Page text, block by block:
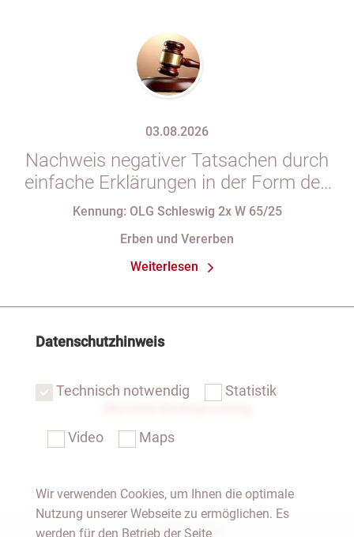
03.08.2026
Nachweis negativer Tatsachen durch
einfache Erklärungen in der Form des
§ 29 GBO (hier: Nichtgeltendmachung
Kennung: OLG Schleswig 2x W 65/25
Erben und Vererben
Weiterlesen
Notar Dresden
Datenschutzhinweis
Technisch notwendig Statistik
Video Maps
Wir verwenden Cookies, um Ihnen die optimale
Nutzung unserer Webseite zu ermöglichen. Es
werden für den Betrieb der Seite